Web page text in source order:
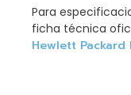
Para
ficha técnica
Hewlett Packard